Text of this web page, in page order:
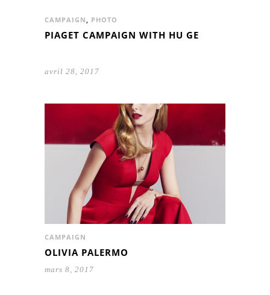
CAMPAIGN PHOTO
PIAGET CAMPAIGN WITH HU GE
avril 28, 2017
CAMPAIGN
OLIVIA PALERMO
mars 8, 2017